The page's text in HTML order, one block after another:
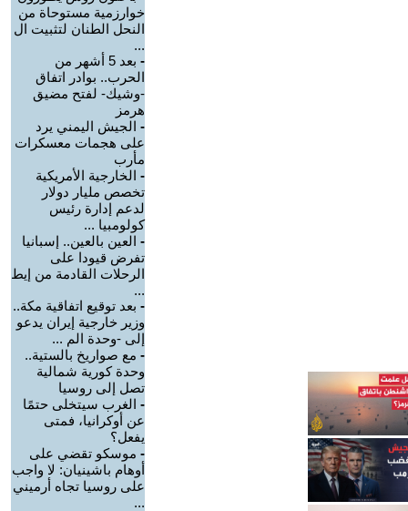
خوارزمية مستوحاة من
النحل الطنان لتثبيت ال
...
-
بعد 5 أشهر من
الحرب.. بوادر اتفاق
-وشيك- لفتح مضيق
هرمز
- الجيش اليمني يرد
على هجمات معسكرات
مأرب
- الخارجية الأمريكية
تخصص مليار دولار
لدعم إدارة رئيس
كولومبيا ...
- العين بالعين.. إسبانيا
تفرض قيودا على
الرحلات القادمة من إيط
...
- بعد توقيع اتفاقية مكة..
وزير خارجية إيران يدعو
إلى -وحدة الم ...
- مع صواريخ بالستية..
وحدة كورية شمالية
تصل إلى روسيا
- الغرب سيتخلى حتمًا
عن أوكرانيا، فمتى
يفعل؟
- موسكو تقضي على
أوهام باشينيان: لا واجب
على روسيا تجاه أرميني
...